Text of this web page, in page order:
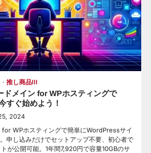
推し商品III
ドメイン for WPホスティングで
すぐ始めよう！
2024
for WPホスティングで簡単にWordPressサイ
申し込みだけでセットアップ不要、初心者で
が公開可能。1年間7,920円で容量10GBのサ